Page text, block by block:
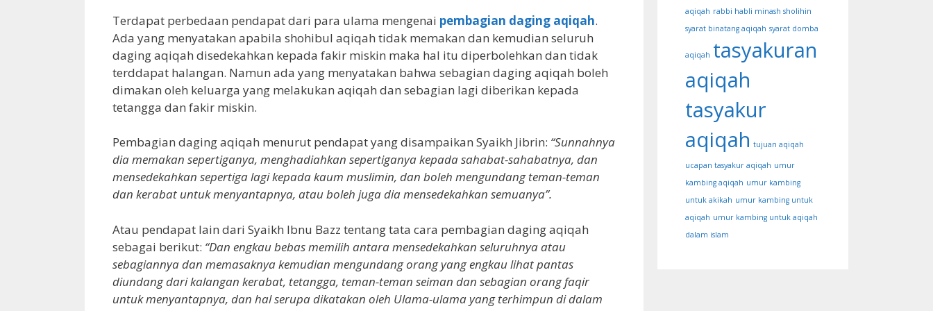
Terdapat perbedaan pendapat dari para ulama mengenai pembagian daging aqiqah.
Ada yang menyatakan apabila shohibul aqiqah tidak memakan dan kemudian seluruh
daging aqiqah disedekahkan kepada fakir miskin maka hal itu diperbolehkan dan tidak
terddapat halangan. Namun ada yang menyatakan bahwa sebagian daging aqiqah boleh
dimakan oleh keluarga yang melakukan aqiqah dan sebagian lagi diberikan kepada
tetangga dan fakir miskin.
Pembagian daging aqiqah menurut pendapat yang disampaikan Syaikh Jibrin: “Sunnahnya
dia memakan sepertiganya, menghadiahkan sepertiganya kepada sahabat-sahabatnya, dan
mensedekahkan sepertiga lagi kepada kaum muslimin, dan boleh mengundang teman-teman
dan kerabat untuk menyantapnya, atau boleh juga dia mensedekahkan semuanya”.
Atau pendapat lain dari Syaikh Ibnu Bazz tentang tata cara pembagian daging aqiqah
sebagai berikut: “Dan engkau bebas memilih antara mensedekahkan seluruhnya atau
sebagiannya dan memasaknya kemudian mengundang orang yang engkau lihat pantas
diundang dari kalangan kerabat, tetangga, teman-teman seiman dan sebagian orang faqir
untuk menyantapnya, dan hal serupa dikatakan oleh Ulama-ulama yang terhimpun di dalam
aqiqah rabbi habli minash sholihin
syarat binatang aqiqah syarat domba
aqiqah tasyakuran
aqiqah
tasyakur
aqiqah tujuan aqiqah
ucapan tasyakur aqiqah umur
kambing aqiqah umur kambing
untuk akikah umur kambing untuk
aqiqah umur kambing untuk aqiqah
dalam islam